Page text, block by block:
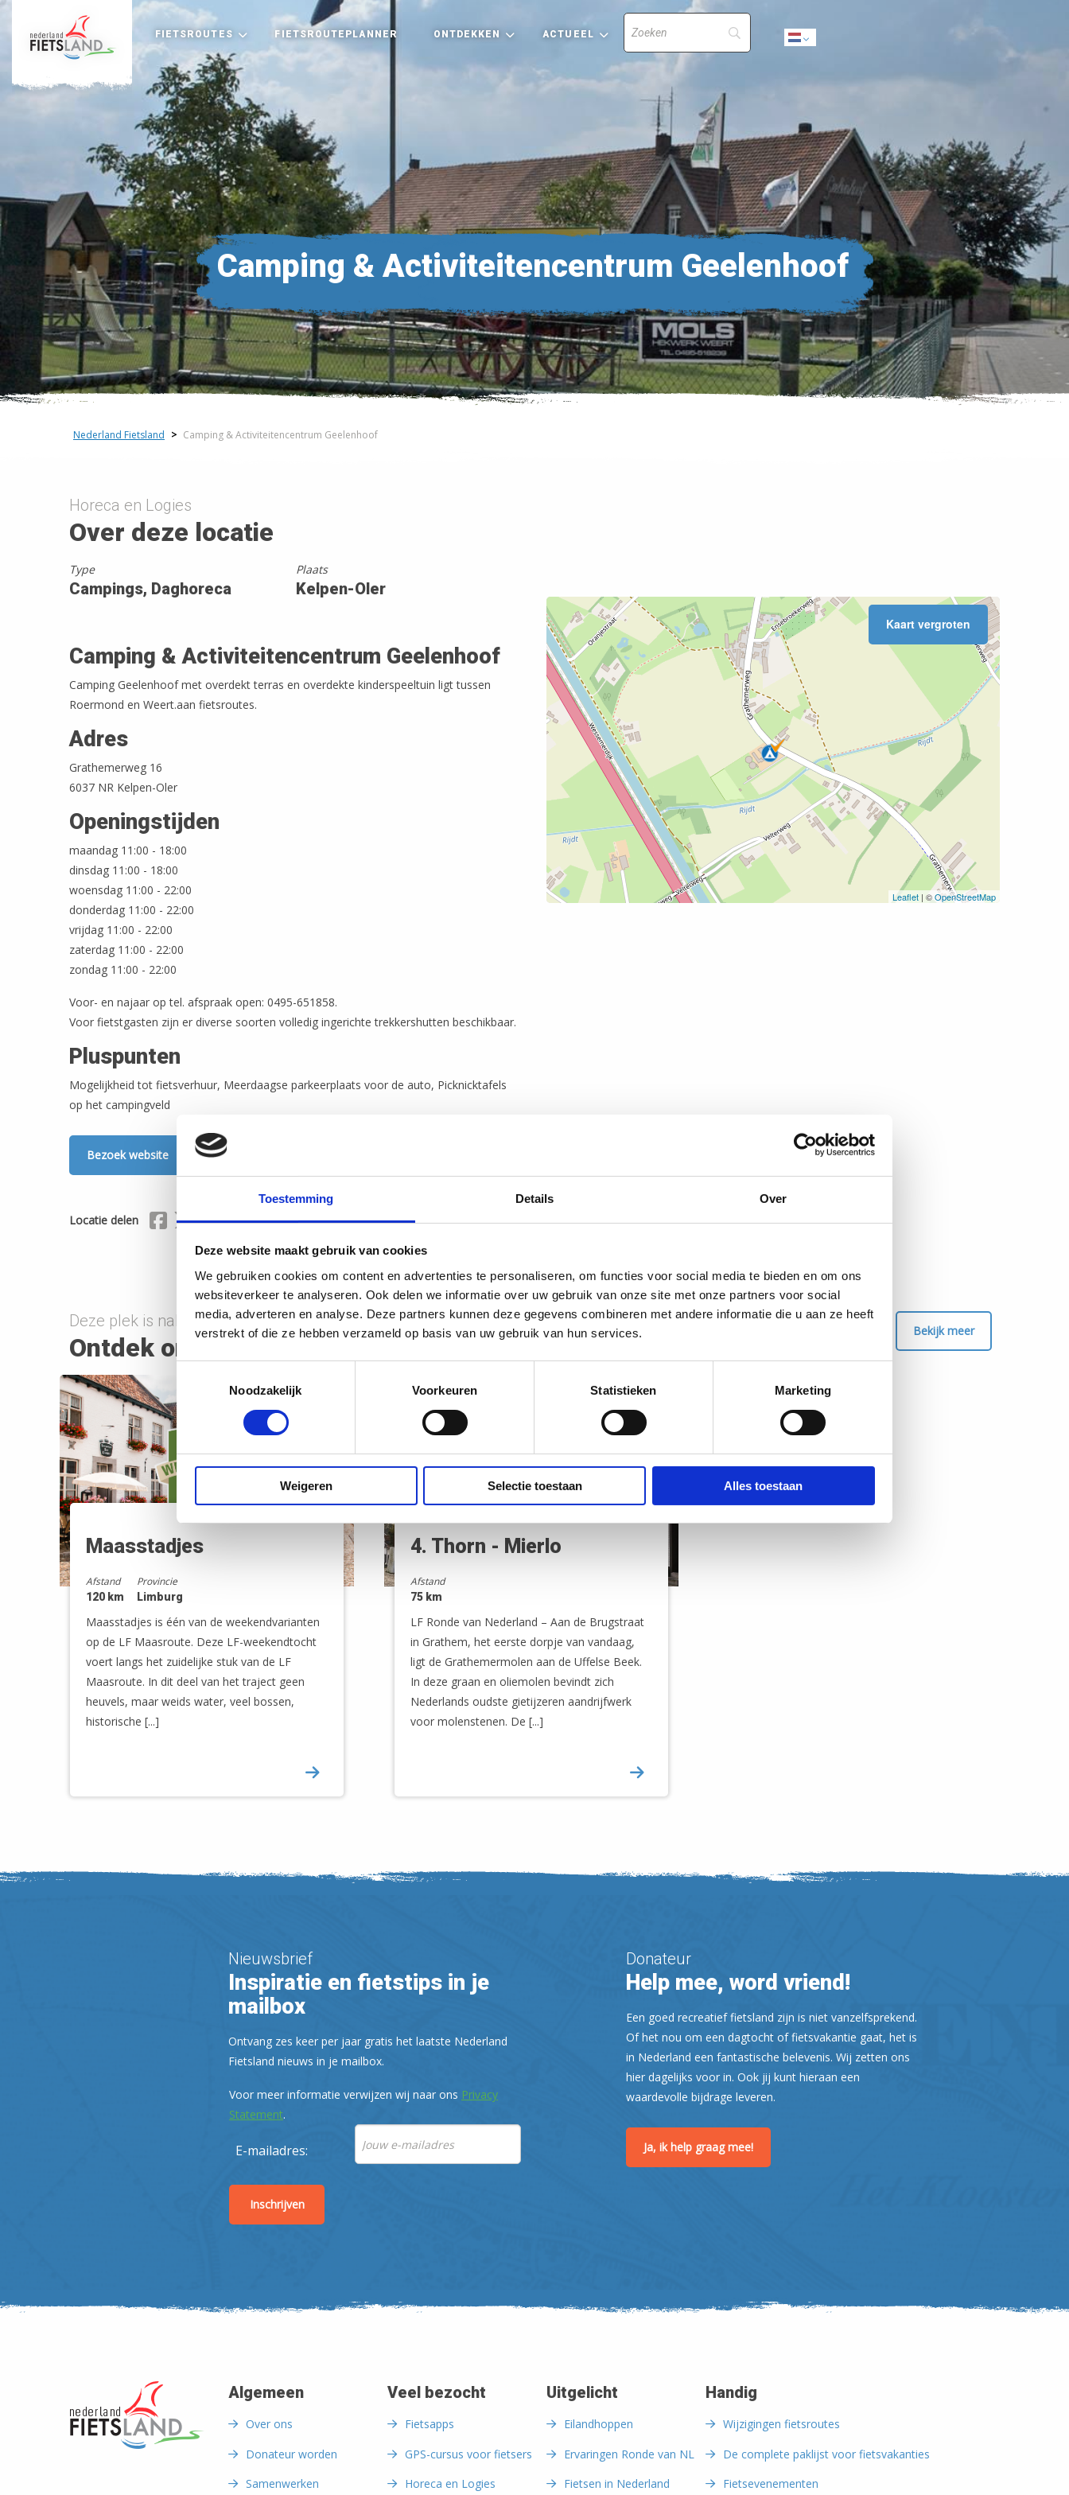
Toestemming Details Over
Deze website maakt gebruik van cookies
We gebruiken cookies om content en advertenties te personaliseren, om functies voor social media te bieden en om ons
websiteverkeer te analyseren. Ook delen we informatie over uw gebruik van onze site met onze partners voor social
media, adverteren en analyse. Deze partners kunnen deze gegevens combineren met andere informatie die u aan ze heeft
verstrekt of die ze hebben verzameld op basis van uw gebruik van hun services.
Noodzakelijk
Voorkeuren Statistieken Marketing
Weigeren Selectie toestaan Alles toestaan
FIETSROUTES FIETSROUTEPLANNER ONTDEKKEN ACTUEEL
Dutch
Camping & Activiteitencentrum Geelenhoof
Nederland Fietsland > Camping & Activiteitencentrum Geelenhoof
Horeca en Logies
Over deze locatie
Type
Campings, Daghoreca
Plaats
Kelpen-Oler
Camping & Activiteitencentrum Geelenhoof
Camping Geelenhoof met overdekt terras en overdekte kinderspeeltuin ligt tussen
Roermond en Weert.aan fietsroutes.
Adres
Grathemerweg 16
6037 NR Kelpen-Oler
Openingstijden
maandag 11:00 - 18:00
dinsdag 11:00 - 18:00
woensdag 11:00 - 22:00
donderdag 11:00 - 22:00
vrijdag 11:00 - 22:00
zaterdag 11:00 - 22:00
zondag 11:00 - 22:00
Voor- en najaar op tel. afspraak open: 0495-651858.
Voor fietstgasten zijn er diverse soorten volledig ingerichte trekkershutten beschikbaar.
Pluspunten
Mogelijkheid tot fietsverhuur, Meerdaagse parkeerplaats voor de auto, Picknicktafels
op het campingveld
Bezoek website
Locatie delen Delen via Facebook
Delen via X (Twitter)
Delen via Mail
Kaart vergroten
Leaflet | ©OpenStreetMap
−
Deze plek is nabij onderstaande route(s)
Ontdek onderweg
Bekijk meer
Maasstadjes
Afstand
120 km
Provincie
Limburg
Maasstadjes is één van de weekendvarianten
op de LF Maasroute. Deze LF-weekendtocht
voert langs het zuidelijke stuk van de LF
Maasroute. In dit deel van het traject geen
heuvels, maar weids water, veel bossen,
historische [...]
4. Thorn - Mierlo
Afstand
75 km
LF Ronde van Nederland – Aan de Brugstraat
in Grathem, het eerste dorpje van vandaag,
ligt de Grathemermolen aan de Uffelse Beek.
In deze graan en oliemolen bevindt zich
Nederlands oudste gietijzeren aandrijfwerk
voor molenstenen. De [...]
Nieuwsbrief
Inspiratie en fietstips in je
mailbox
Ontvang zes keer per jaar gratis het laatste Nederland
Fietsland nieuws in je mailbox.
Voor meer informatie verwijzen wij naar ons Privacy
Statement.
E-mailadres:
Donateur
Help mee, word vriend!
Een goed recreatief fietsland zijn is niet vanzelfsprekend.
Of het nou om een dagtocht of fietsvakantie gaat, het is
in Nederland een fantastische belevenis. Wij zetten ons
hier dagelijks voor in. Ook jij kunt hieraan een
waardevolle bijdrage leveren.
Ja, ik help graag mee!
Algemeen
Over ons
Donateur worden
Samenwerken
Veel bezocht
Fietsapps
GPS-cursus voor fietsers
Horeca en Logies
Uitgelicht
Eilandhoppen
Ervaringen Ronde van NL
Fietsen in Nederland
Handig
Wijzigingen fietsroutes
De complete paklijst voor fietsvakanties
Fietsevenementen